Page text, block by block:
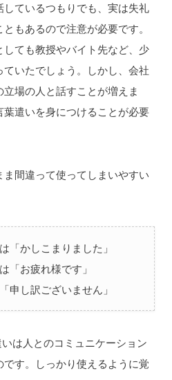
ているつもりでも、実は失礼
もあるので注意が必要です。
ても教授やバイト先など、少
いたでしょう。しかし、会社
場の人と話すことが増えま
遣いを身につけることが必要
間違って使ってしまいやすい
かしこまりました」
「お疲れ様です」
し訳ございません」
は人とのコミュニケーション
す。しっかり使えるように覚